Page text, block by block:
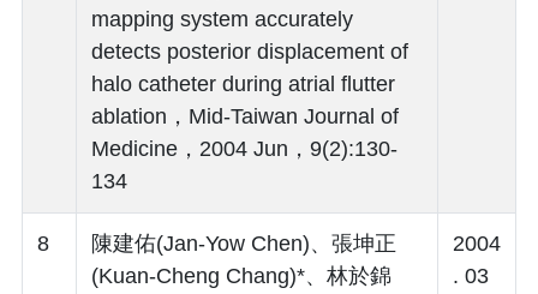
mapping system accurately
detects posterior displacement of
halo catheter during atrial flutter
ablation，Mid-Taiwan Journal of
Medicine，2004 Jun，9(2):130-
134
8
陳建佑(Jan-Yow Chen)、張坤正
(Kuan-Cheng Chang)*、林於錦
2004
. 03